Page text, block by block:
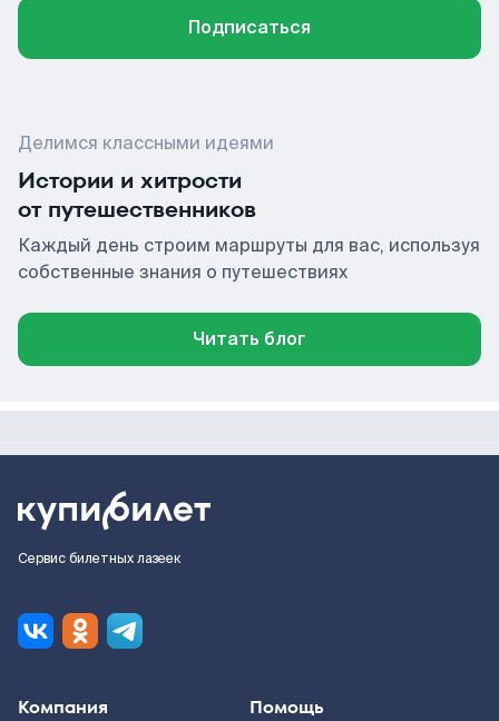
Подписаться
Делимся классными идеями
Истории и хитрости
от путешественников
Каждый день строим маршруты для вас, используя
собственные знания о путешествиях
Читать блог
Сервис билетных лазеек
Компания Помощь